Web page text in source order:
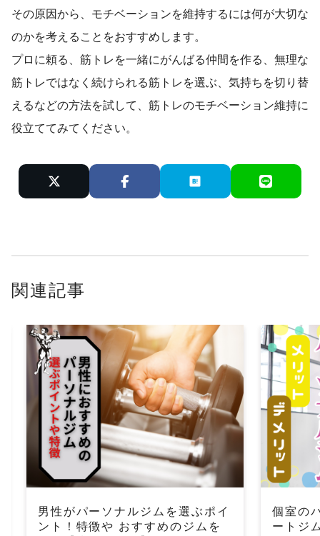
その原因から、モチベーションを維持するには何が大切な
のかを考えることをおすすめします。
プロに頼る、筋トレを一緒にがんばる仲間を作る、無理な
筋トレではなく続けられる筋トレを選ぶ、気持ちを切り替
えるなどの方法を試して、筋トレのモチベーション維持に
役立ててみてください。
関連記事
男性がパーソナルジムを選ぶポイ
ント！特徴や おすすめのジムを
個室の
ートジ